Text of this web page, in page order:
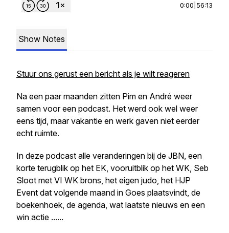
0:00 56:13
Show Notes
Stuur ons gerust een bericht als je wilt reageren
Na een paar maanden zitten Pim en André weer
samen voor een podcast. Het werd ook wel weer
eens tijd, maar vakantie en werk gaven niet eerder
echt ruimte.
In deze podcast alle veranderingen bij de JBN, een
korte terugblik op het EK, vooruitblik op het WK, Seb
Sloot met VI WK brons, het eigen judo, het HJP
Event dat volgende maand in Goes plaatsvindt, de
boekenhoek, de agenda, wat laatste nieuws en een
win actie ......